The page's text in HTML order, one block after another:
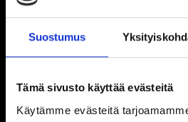
Suostumus
Tämä sivusto käyttää evästeitä
Käytämme evästeitä